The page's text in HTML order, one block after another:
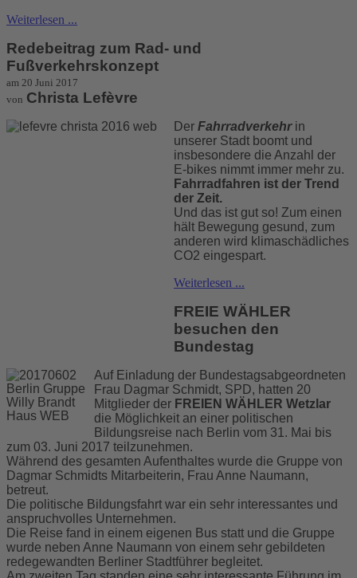
Weiterlesen ...
Redebeitrag zum Rad- und
Fußverkehrskonzept
am 20 Juni 2017
von Christa Lefèvre
Der Fahrradverkehrin
unserer Stadt boomt und
insbesondere die Anzahl der
E-bikes nimmt immer mehr zu.
Fahrradfahren ist der Trend
der Zeit.
Und das ist gut so! Zum einen
hält Bewegung gesund, zum
anderen wird klimaschädliches
CO2 eingespart.
Weiterlesen ...
FREIE WÄHLER
besuchen den
Bundestag
Auf Einladung der Bundestagsabgeordneten
Frau Dagmar Schmidt, SPD, hatten 20
Mitglieder der FREIEN WÄHLER Wetzlar
die Möglichkeit an einer politischen
Bildungsreise nach Berlin vom 31. Mai bis
zum 03. Juni 2017 teilzunehmen.
Während des gesamten Aufenthaltes wurde die Gruppe von
Dagmar Schmidts Mitarbeiterin, Frau Anne Naumann,
betreut.
Die politische Bildungsfahrt war ein sehr interessantes und
anspruchvolles Unternehmen.
Die Reise fand in einem eigenen Bus statt und die Gruppe
wurde neben Anne Naumann von einem sehr gebildeten
redegewandten Berliner Stadtführer begleitet.